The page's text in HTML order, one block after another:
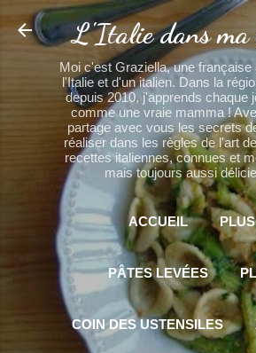
Accéder au contenu
L'Italie dans ma
Moi c'est Graziella, une française
l'Italie et d'un italien. Dans la
depuis 2010, j'apprends chaque
comme une vraie mamma !
partage avec vous les secrets
réaliser dans les règles de l'art
recettes italiennes, connues et
mais toujours aussi
ACCUEIL
PÂTES LEVÉES
COIN DES USTENSILES